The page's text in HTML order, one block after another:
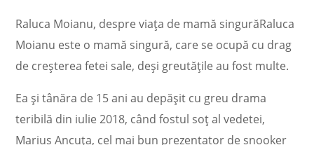
Raluca Moianu, despre viața de mamă singurăRaluca
Moianu este o mamă singură, care se ocupă cu drag
de creșterea fetei sale, deși greutățile au fost multe.
Ea și tânăra de 15 ani au depășit cu greu drama
teribilă din iulie 2018, când fostul soț al vedetei,
Marius Ancuța, cel mai bun prezentator de snooker